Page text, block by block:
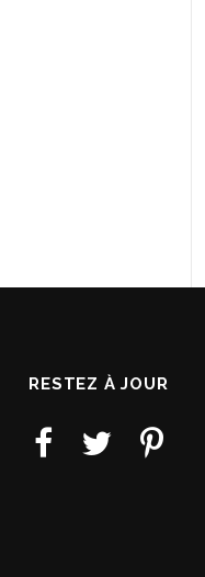
RESTEZ À JOUR